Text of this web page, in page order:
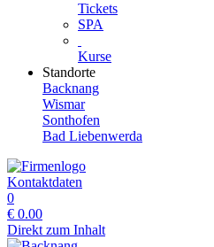
Tickets
SPA
Kurse
Standorte
Backnang
Wismar
Sonthofen
Bad Liebenwerda
Kontaktdaten
0
€ 0.00
Direkt zum Inhalt